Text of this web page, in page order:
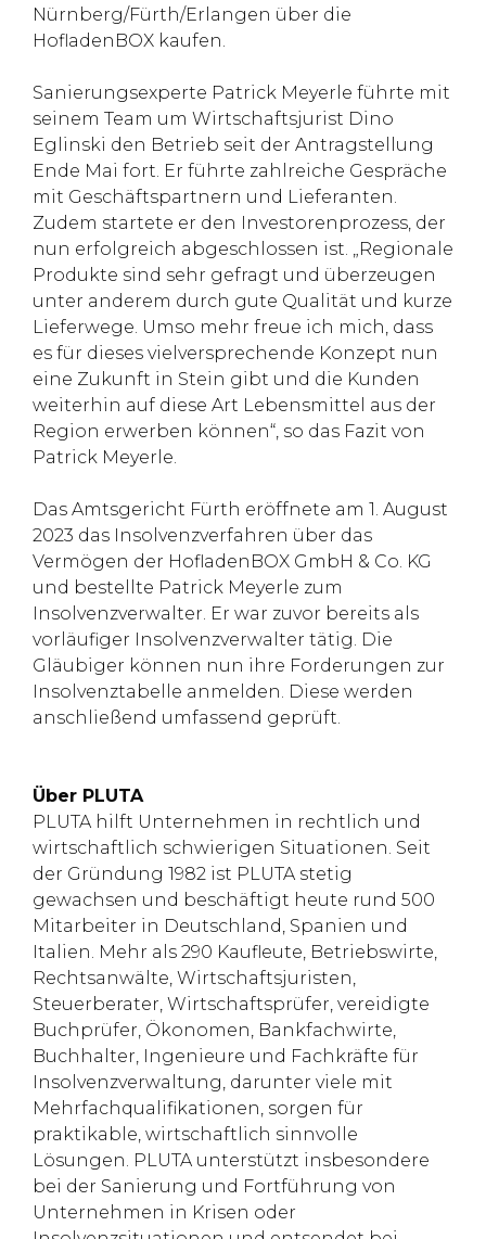
Nürnberg/Fürth/Erlangen über die
HofladenBOX kaufen.
Sanierungsexperte Patrick Meyerle führte mit
seinem Team um Wirtschaftsjurist Dino
Eglinski den Betrieb seit der Antragstellung
Ende Mai fort. Er führte zahlreiche Gespräche
mit Geschäftspartnern und Lieferanten.
Zudem startete er den Investorenprozess, der
nun erfolgreich abgeschlossen ist. „Regionale
Produkte sind sehr gefragt und überzeugen
unter anderem durch gute Qualität und kurze
Lieferwege. Umso mehr freue ich mich, dass
es für dieses vielversprechende Konzept nun
eine Zukunft in Stein gibt und die Kunden
weiterhin auf diese Art Lebensmittel aus der
Region erwerben können“, so das Fazit von
Patrick Meyerle.
Das Amtsgericht Fürth eröffnete am 1. August
2023 das Insolvenzverfahren über das
Vermögen der HofladenBOX GmbH & Co. KG
und bestellte Patrick Meyerle zum
Insolvenzverwalter. Er war zuvor bereits als
vorläufiger Insolvenzverwalter tätig. Die
Gläubiger können nun ihre Forderungen zur
Insolvenztabelle anmelden. Diese werden
anschließend umfassend geprüft.
Über PLUTA
PLUTA hilft Unternehmen in rechtlich und
wirtschaftlich schwierigen Situationen. Seit
der Gründung 1982 ist PLUTA stetig
gewachsen und beschäftigt heute rund 500
Mitarbeiter in Deutschland, Spanien und
Italien. Mehr als 290 Kaufleute, Betriebswirte,
Rechtsanwälte, Wirtschaftsjuristen,
Steuerberater, Wirtschaftsprüfer, vereidigte
Buchprüfer, Ökonomen, Bankfachwirte,
Buchhalter, Ingenieure und Fachkräfte für
Insolvenzverwaltung, darunter viele mit
Mehrfachqualifikationen, sorgen für
praktikable, wirtschaftlich sinnvolle
Lösungen. PLUTA unterstützt insbesondere
bei der Sanierung und Fortführung von
Unternehmen in Krisen oder